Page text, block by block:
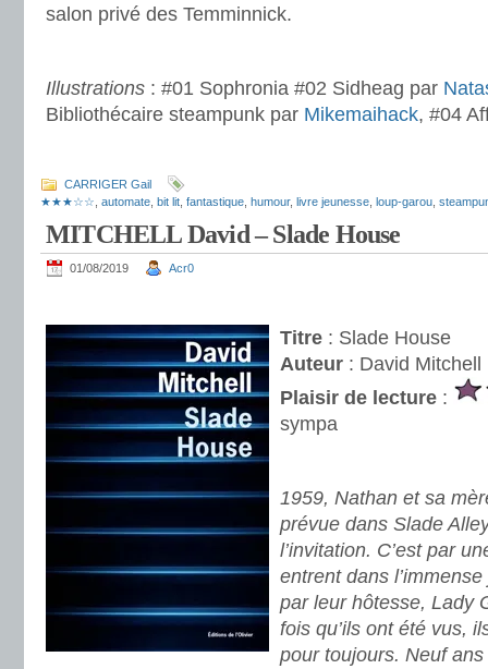
salon privé des Temminnick.
Illustrations : #01 Sophronia #02 Sidheag par
Bibliothécaire steampunk par Mikemaihack, #04
CARRIGER Gail
★★★☆☆ automate bit lit fantastique humour, livre jeunesse loup-garou
MITCHELL David – Slade House
01/08/2019 Acr0
Titre : Slade House
Auteur : David Mitchell
Plaisir de lecture :
sympa
1959, Nathan et sa
prévue dans Slade
l’invitation. C’est par
entrent dans
par leur hôtesse, Lady
fois qu’ils ont été vus,
pour toujours. Neuf